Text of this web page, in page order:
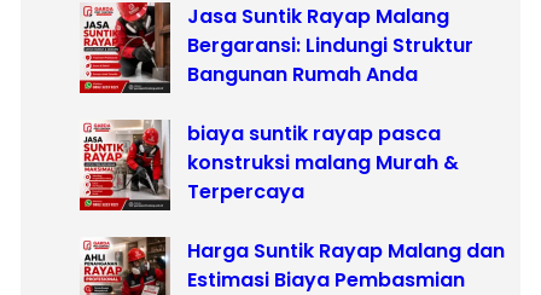
Jasa Suntik Rayap Malang
Bergaransi: Lindungi Struktur
Bangunan Rumah Anda
biaya suntik rayap pasca
konstruksi malang Murah &
Terpercaya
Harga Suntik Rayap Malang dan
Estimasi Biaya Pembasmian